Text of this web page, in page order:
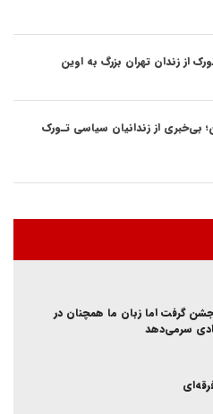
از زندان تهران بزرگ به اوین
بی‌خبری از زندانیان سیاسی تـورک
جشن گرفت اما زبان ما همچنان در
سر‌می‌دهد